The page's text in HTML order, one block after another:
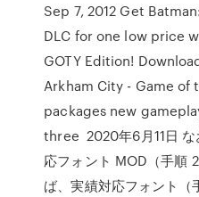
Sep 7, 2012 Get
DLC for one low price
GOTY Edition!
Arkham City - Game of
packages new
three 2020年6月11日 な
応フォント MOD（手順
ば、実績対応フォント（